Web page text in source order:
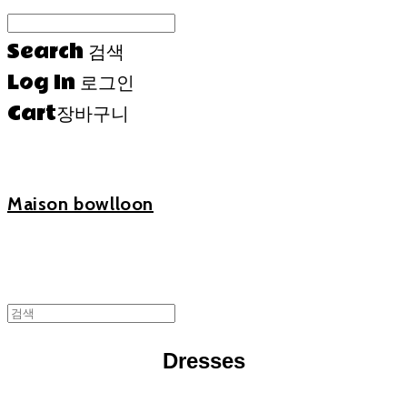
Search 검색
Log In 로그인
Cart장바구니
Maison bowlloon
Dresses